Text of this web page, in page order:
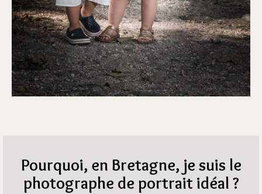
Pourquoi, en Bretagne, je suis le
photographe de portrait idéal ?